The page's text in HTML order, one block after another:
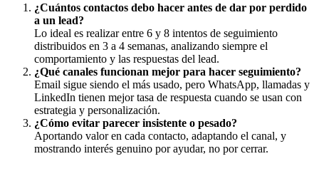
¿Cuántos contactos debo hacer antes de dar por perdido
a un lead?
Lo ideal es realizar entre 6 y 8 intentos de seguimiento
distribuidos en 3 a 4 semanas, analizando siempre el
comportamiento y las respuestas del lead.
¿Qué canales funcionan mejor para hacer seguimiento?
Email sigue siendo el más usado, pero WhatsApp, llamadas y
LinkedIn tienen mejor tasa de respuesta cuando se usan con
estrategia y personalización.
¿Cómo evitar parecer insistente o pesado?
Aportando valor en cada contacto, adaptando el canal, y
mostrando interés genuino por ayudar, no por cerrar.